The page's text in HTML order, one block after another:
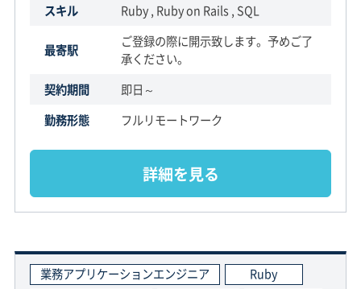
スキル Ruby , Ruby on Rails , SQL
最寄駅
ご登録の際に開示致します。予めご了
承ください。
契約期間
即日～
勤務形態
フルリモートワーク
詳細を見る
業務アプリケーションエンジニア
Ruby